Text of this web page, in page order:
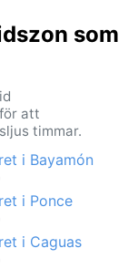
som
att
timmar.
i Bayamón
i Ponce
i Caguas